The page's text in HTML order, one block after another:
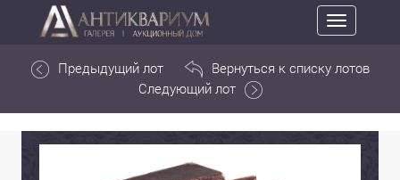
Toggle
navigation
Предыдущий лот
Вернуться к списку лотов
Следующий лот